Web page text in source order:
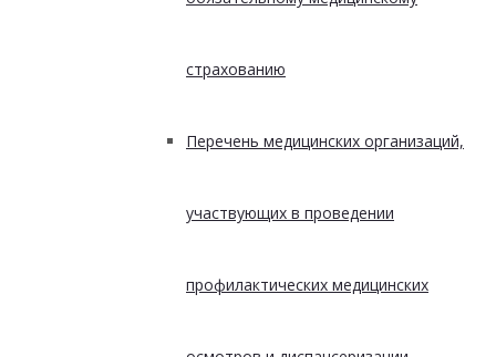
страхованию
Перечень медицинских организаций,
участвующих в проведении
профилактических медицинских